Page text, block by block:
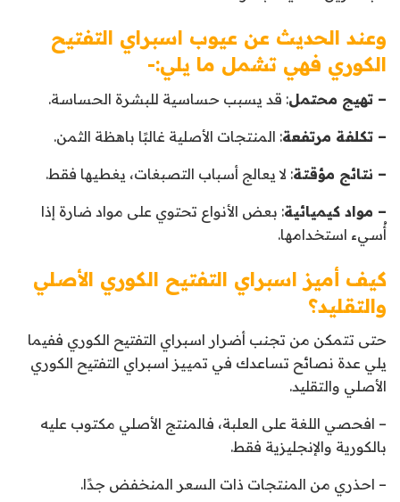
وعند الحديث عن عيوب اسبراي التفتيح
الكوري فهي تشمل ما يلي:-
– تهيج محتمل: قد يسبب حساسية للبشرة الحساسة.
– تكلفة مرتفعة: المنتجات الأصلية غالبًا باهظة الثمن.
– نتائج مؤقتة: لا يعالج أسباب التصبغات، يغطيها فقط.
– مواد كيميائية: بعض الأنواع تحتوي على مواد ضارة إذا
أُسيء استخدامها.
كيف أميز اسبراي التفتيح الكوري الأصلي
والتقليد؟
حتى تتمكن من تجنب أضرار اسبراي التفتيح الكوري ففيما
يلي عدة نصائح تساعدك في تمييز اسبراي التفتيح الكوري
الأصلي والتقليد.
– افحصي اللغة على العلبة، فالمنتج الأصلي مكتوب عليه
بالكورية والإنجليزية فقط.
– احذري من المنتجات ذات السعر المنخفض جدًا.